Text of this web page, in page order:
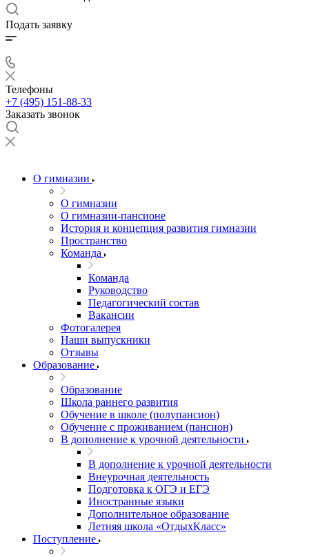
Подать заявку
Телефоны
+7 (495) 151-88-33
Заказать звонок
О гимназии
О гимназии
О гимназии-пансионе
История и концепция развития гимназии
Пространство
Команда
Команда
Руководство
Педагогический состав
Вакансии
Фотогалерея
Наши выпускники
Отзывы
Образование
Образование
Школа раннего развития
Обучение в школе (полупансион)
Обучение с проживанием (пансион)
В дополнение к урочной деятельности
В дополнение к урочной деятельности
Внеурочная деятельность
Подготовка к ОГЭ и ЕГЭ
Иностранные языки
Дополнительное образование
Летняя школа «ОтдыхКласс»
Поступление